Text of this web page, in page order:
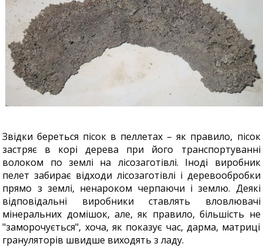
Звідки береться пісок в пеллетах – як правило, пісок
застряє в корі дерева при його транспортуванні
волоком по землі на лісозаготівлі. Іноді виробник
пелет забирає відходи лісозаготівлі і деревообробки
прямо з землі, ненароком черпаючи і землю. Деякі
відповідальні виробники ставлять вловлювачі
мінеральних домішок, але, як правило, більшість не
"заморочується", хоча, як показує час, дарма, матриці
грануляторів швидше виходять з ладу.